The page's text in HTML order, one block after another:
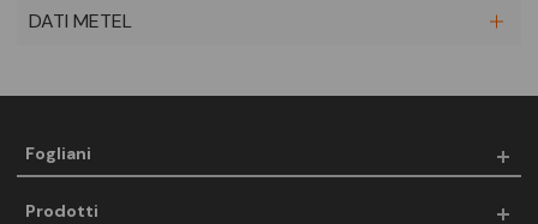
DATI METEL
Fogliani
Prodotti